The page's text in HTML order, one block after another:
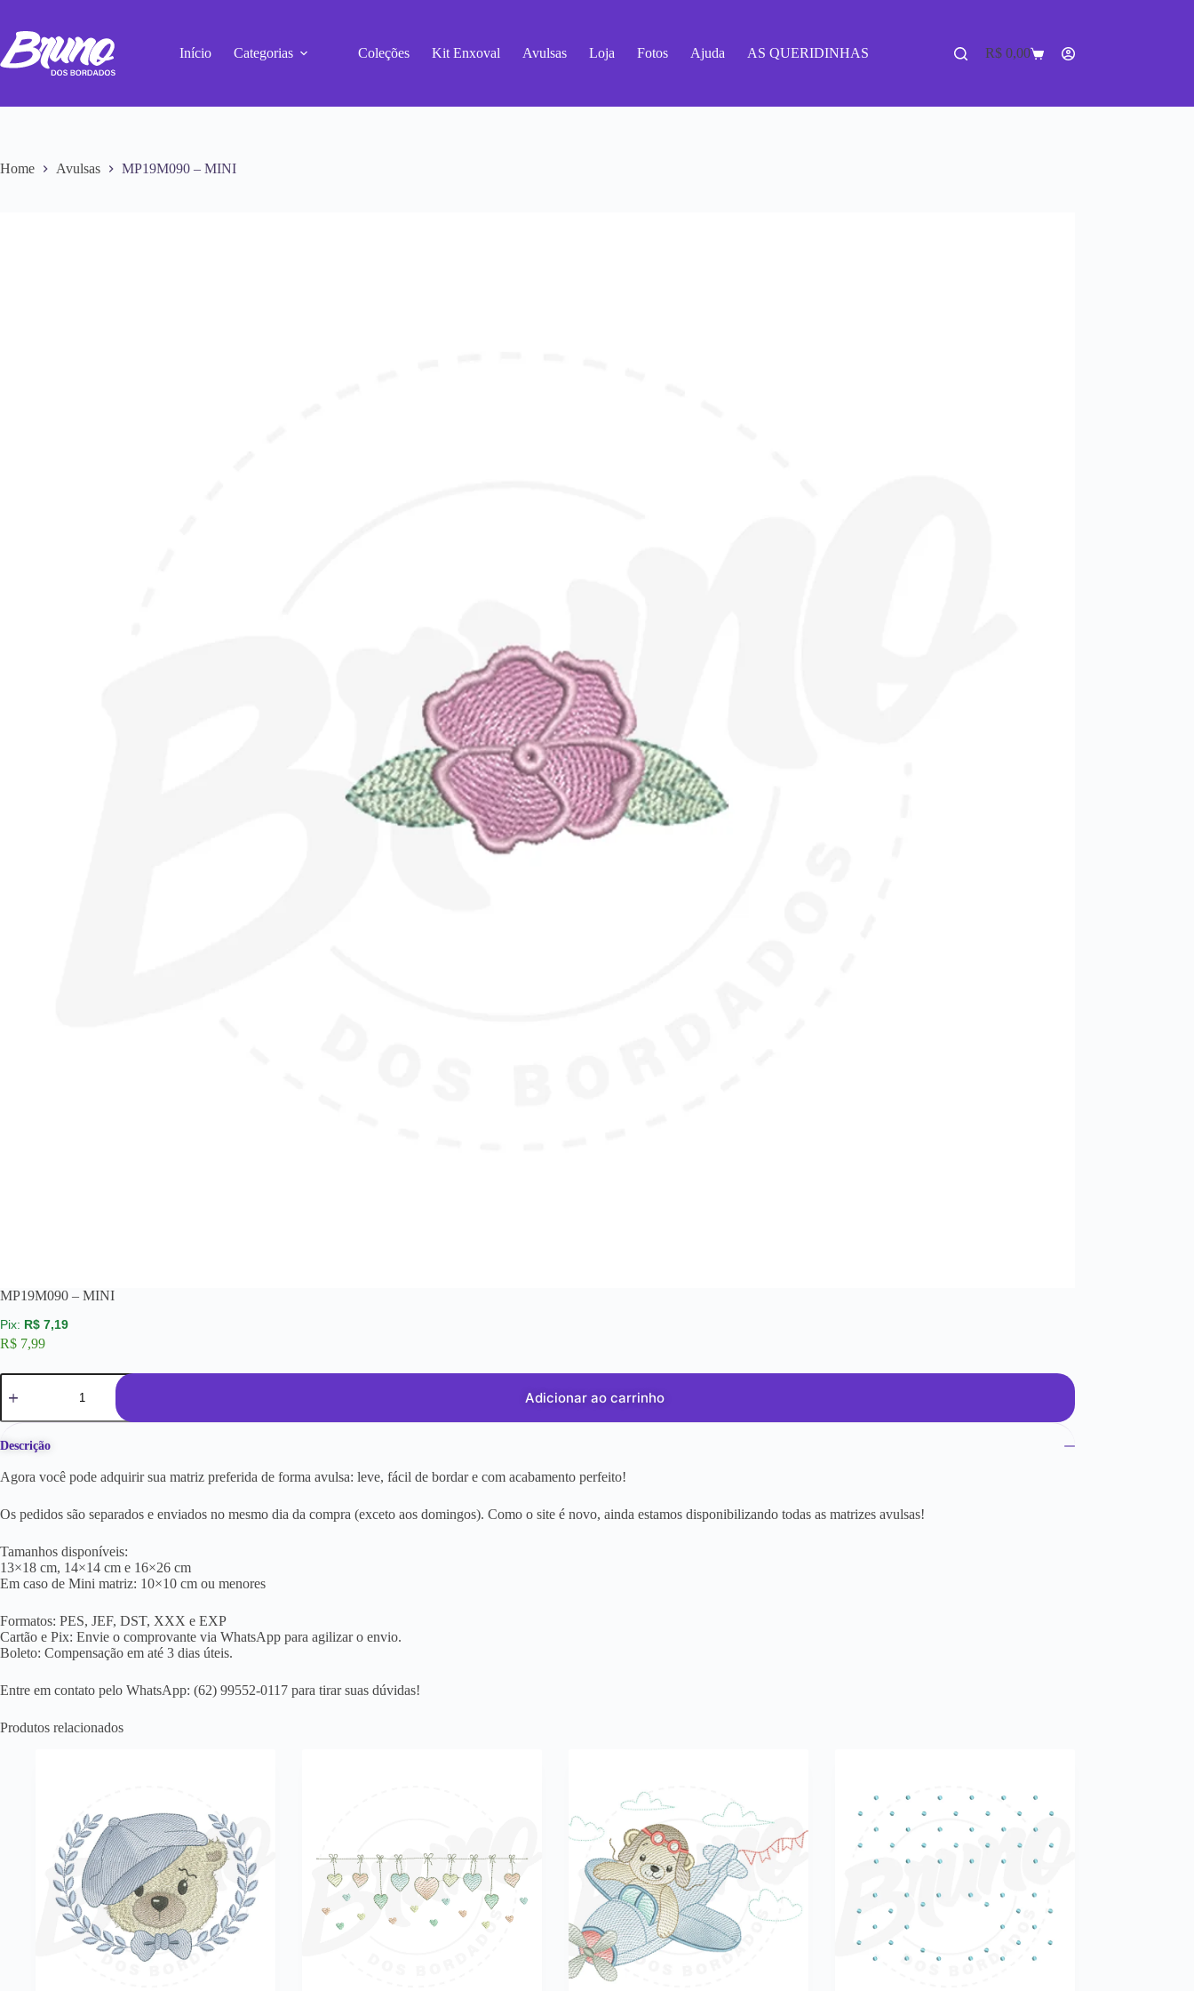
Início Categorias Coleções Kit Enxoval Avulsas Loja Fotos Ajuda AS QUERIDINHAS R$0,00
Home Avulsas MP19M090 – MINI
MP19M090 – MINI
R$ 7,19
R$ 7,99
Adicionar ao carrinho
Descrição
Agora você pode adquirir sua matriz preferida de forma avulsa: leve, fácil de bordar e com acabamento perfeito!
Os pedidos são separados e enviados no mesmo dia da compra (exceto aos domingos). Como o site é novo, ainda estamos disponibilizando todas as matrizes avulsas!
Tamanhos disponíveis:
13×18 cm, 14×14 cm e 16×26 cm
Em caso de Mini matriz: 10×10 cm ou menores
Formatos: PES, JEF, DST, XXX e EXP
Cartão e Pix: Envie o comprovante via WhatsApp para agilizar o envio.
Boleto: Compensação em até 3 dias úteis.
Entre em contato pelo WhatsApp: (62) 99552-0117 para tirar suas dúvidas!
Produtos relacionados